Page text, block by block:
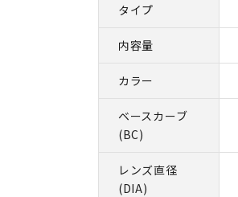
タイプ
内容量
カラー
ベースカーブ
(BC)
レンズ直径
(DIA)